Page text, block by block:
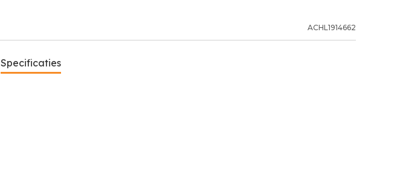
ACHL1914662
Specificaties